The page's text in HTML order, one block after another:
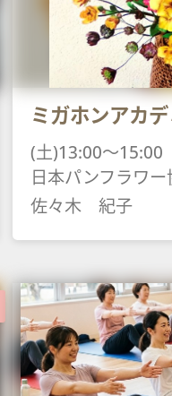
ミガホンアカ
(土)13:00～15:00
日本パンフラワ
佐々木 紀子